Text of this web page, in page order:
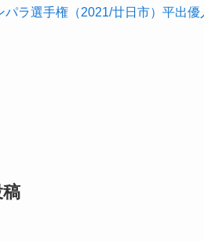
ラ選手権（2021/廿日市）平出優